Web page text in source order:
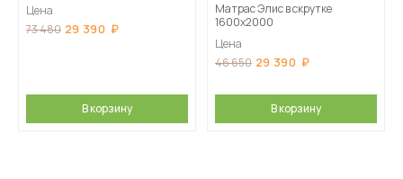
Цена
73 480 29 390
В корзину
Матрас Элис в скрутке
1600х2000
Цена
46 650 29 390
В корзину